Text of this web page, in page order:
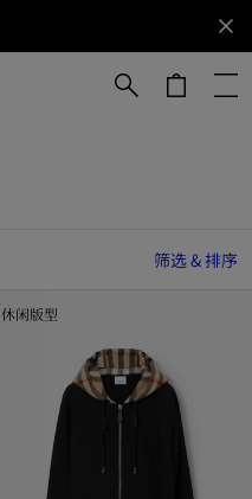
筛选 & 排序
休闲版型